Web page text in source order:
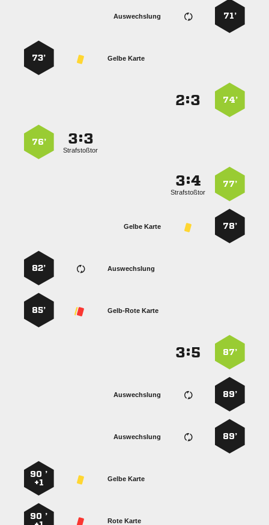
71’
Auswechslung
Gelbe Karte
73’
74’
:
:
Strafstoßtor
76’
77’
:
Strafstoßtor
78’
Gelbe Karte
Auswechslung
82’
Gelb-Rote Karte
85’
87’
:
89’
Auswechslung
89’
Auswechslung
Gelbe Karte
90 ’
+1
Rote Karte
90 ’